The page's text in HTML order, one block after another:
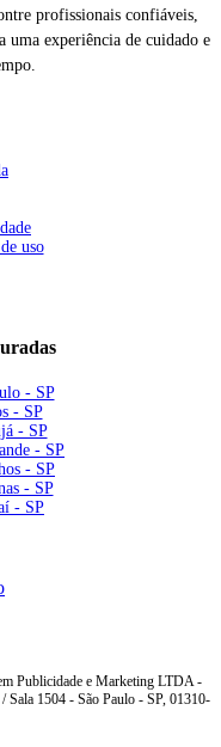
profissionais confiáveis,
uma experiência de cuidado e
uso
- SP
- SP
- SP
- SP
- SP
- SP
- SP
Publicidade e Marketing LTDA -
1504 - São Paulo - SP, 01310-